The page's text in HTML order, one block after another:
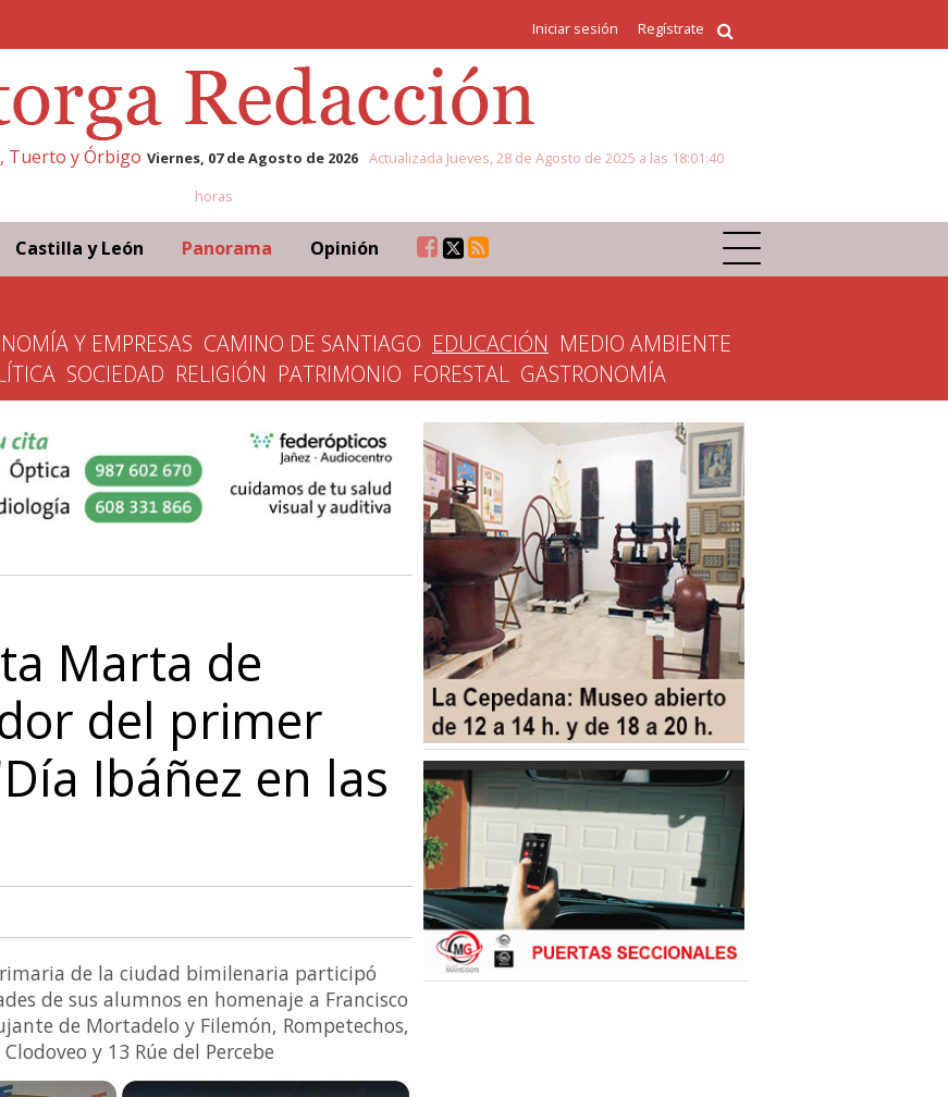
Iniciar sesión Regístrate
Tuerto y Órbigo Viernes, 07 de Agosto de 2026 Actualizada Jueves, 28 de Agosto de 2025 a las 18:01:40
horas
Castilla y León Panorama Opinión
Y EMPRESAS CAMINO DE SANTIAGO EDUCACIÓN MEDIO AMBIENTE
SOCIEDAD RELIGIÓN PATRIMONIO FORESTAL GASTRONOMÍA
Marta de
del primer
Ibáñez en las
de la ciudad bimilenaria participó
de sus alumnos en homenaje a Francisco
de Mortadelo y Filemón, Rompetechos,
y 13 Rúe del Percebe